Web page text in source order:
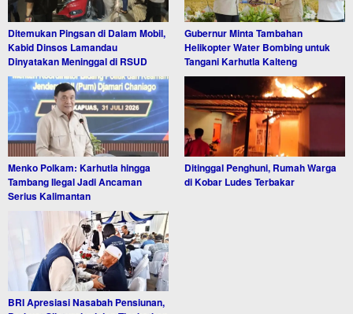
Ditemukan Pingsan di Dalam Mobil,
Kabid Dinsos Lamandau
Dinyatakan Meninggal di RSUD
Gubernur Minta Tambahan
Helikopter Water Bombing untuk
Tangani Karhutla Kalteng
Menko Polkam: Karhutla hingga
Tambang Ilegal Jadi Ancaman
Serius Kalimantan
Ditinggal Penghuni, Rumah Warga
di Kobar Ludes Terbakar
BRI Apresiasi Nasabah Pensiunan,